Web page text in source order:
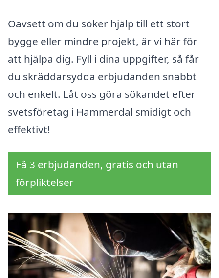
Oavsett om du söker hjälp till ett stort
bygge eller mindre projekt, är vi här för
att hjälpa dig. Fyll i dina uppgifter, så får
du skräddarsydda erbjudanden snabbt
och enkelt. Låt oss göra sökandet efter
svetsföretag i Hammerdal smidigt och
effektivt!
Få 3 erbjudanden, gratis och utan
förpliktelser